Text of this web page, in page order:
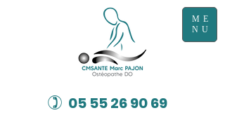
ME
NU
) 05 55 26 90 69